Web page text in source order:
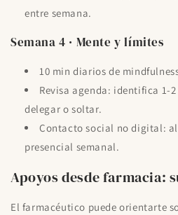
entre semana.
Semana 4 · Mente y límites
10 min diarios de
Revisa agenda: identifica 1-
delegar o soltar.
Contacto social no digital:
presencial semanal.
Apoyos desde farmacia:
El farmacéutico puede orientarte